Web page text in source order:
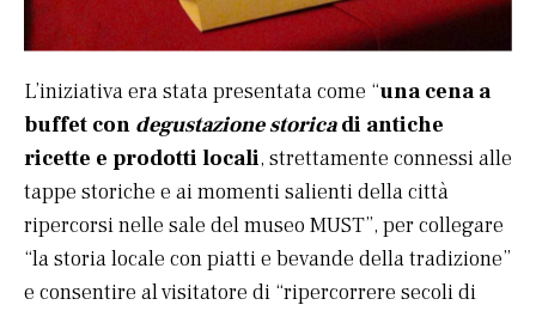
L’iniziativa era stata presentata come “una cena a
buffet con degustazione storicadi antiche
ricette e prodotti locali, strettamente connessi alle
tappe storiche e ai momenti salienti della città
ripercorsi nelle sale del museo MUST”, per collegare
“la storia locale con piatti e bevande della tradizione”
e consentire al visitatore di “ripercorrere secoli di